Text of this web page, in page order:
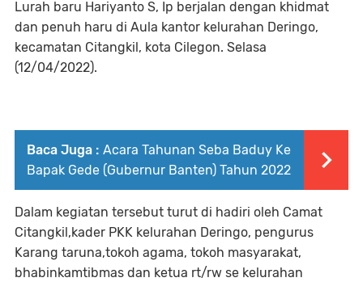
Lurah baru Hariyanto S, Ip berjalan dengan khidmat
dan penuh haru di Aula kantor kelurahan Deringo,
kecamatan Citangkil, kota Cilegon. Selasa
(12/04/2022).
Baca Juga : Acara Tahunan Seba Baduy Ke
Bapak Gede (Gubernur Banten) Tahun 2022
Dalam kegiatan tersebut turut di hadiri oleh Camat
Citangkil,kader PKK kelurahan Deringo, pengurus
Karang taruna,tokoh agama, tokoh masyarakat,
bhabinkamtibmas dan ketua rt/rw se kelurahan